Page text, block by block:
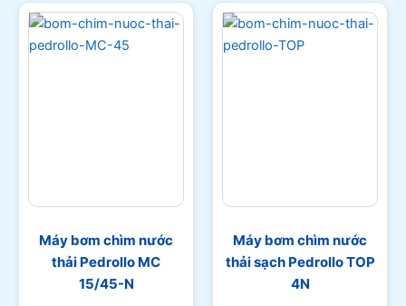
Máy bơm chìm nước
thải Pedrollo MC
15/45-N
Máy bơm chìm nước
thải sạch Pedrollo TOP
4N